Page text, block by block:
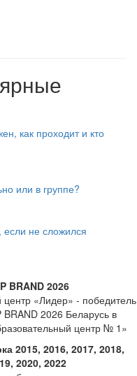
как проходит и кто
или в группе?
не сложился
BRAND 2026
«Лидер» - победитель
BRAND 2026 Беларусь в
центр № 1»
2015, 2016, 2017, 2018,
2020, 2022